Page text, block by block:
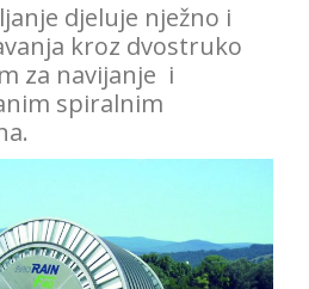
djeluje nježno i
kroz dvostruko
za navijanje i
spiralnim